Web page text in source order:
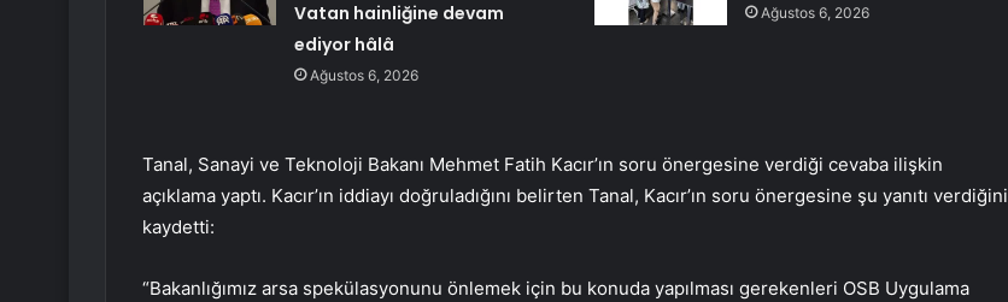
Vatan hainliğine devam
ediyor hâlâ
Ağustos 6, 2026
Ağustos 6, 2026
Tanal, Sanayi ve Teknoloji Bakanı Mehmet Fatih Kacır’ın soru önergesine verdiği cevaba ilişkin
açıklama yaptı. Kacır’ın iddiayı doğruladığını belirten Tanal, Kacır’ın soru önergesine şu yanıtı verdiğini
kaydetti:
“Bakanlığımız arsa spekülasyonunu önlemek için bu konuda yapılması gerekenleri OSB Uygulama